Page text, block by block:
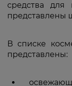
средства
представлены
В списке
представлены: